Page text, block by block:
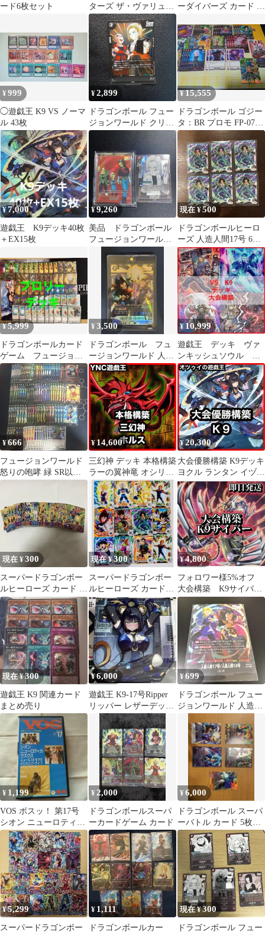
ード6枚セット
ターズ ザ・ヴァリュア
ブルブック3 ・モンス
ターマガジン他
ーダイバーズ カード 11
¥999
◯遊戯王 K9 VS ノーマ
ル 43枚
¥2,899
ドラゴンボール フュー
ジョンワールド クリリ
ン 18号 17号
¥15,555
ドラゴンボール ゴジー
タ：BR プロモ FP-079
ジレン デッキ
¥7,000
遊戯王 K9デッキ40枚
＋EX15枚
¥9,260
美品 ドラゴンボール
フュージョンワールド
人造人間17号 18号
現在 ¥500
ドラゴンボールヒーロ
ーズ 人造人間17号 6枚
セット
¥5,999
ドラゴンボールカード
ゲーム フュージョン
ワールド ブロリーデ
ッキ アルバト優勝
¥3,500
ドラゴンボール フュ
ージョンワールド 人造
人間17号/人造人間18号
SR
¥ 10,999
遊戯王 デッキ ヴァ
ンキッシュソウル
VS K9 VSK9 ヨク
ル[04783]
¥666
フュージョンワールド
怒りの咆哮 緑 SR以下4
コン
¥14,600
三幻神 デッキ 本格構築
ラーの翼神竜 オシリス
の天空竜 オベリスクの
巨神兵
¥20,300
大会優勝構築 K9デッキ
ヨクル ランタン イヅナ
ウェアウルフ リッパー
現在 ¥300
スーパードラゴンボー
ルヒーローズ カード ま
とめ売り
現在 ¥300
スーパードラゴンボー
ルヒーローズ カード12
枚セット
¥4,800
フォロワー様5%オフ
大会構築 K9サイバー
デッキ ①
現在 ¥300
遊戯王 K9 関連カード
まとめ売り
¥6,000
遊戯王 K9-17号Ripper
リッパー レザーデッキ
ケース
¥699
ドラゴンボール フュー
ジョンワールド 人造人
¥ 1,199
VOS ボスッ！ 第17号
シオン ニューロティカ
ニューエスト・モデル
¥ 2,000
ドラゴンボールスーパ
ーカードゲーム カード
¥6,000
ドラゴンボール スーパ
ーバトル カード 5枚セ
ット
¥5,299
スーパードラゴンボー
¥ 1,111
ドラゴンボールカー
現在 ¥300
ドラゴンボール フュー